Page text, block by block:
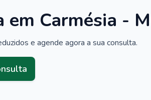
em Carmésia -
e agende agora a sua consulta.